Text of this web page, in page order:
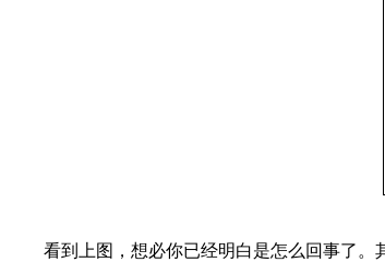
看到上图，想必你已经明白是怎么回事了。其